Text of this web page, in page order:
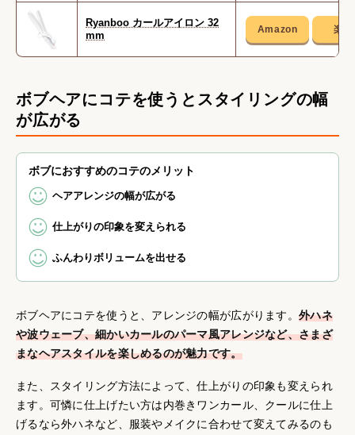
Ryanboo カールアイロン 32
mm
ボブヘアにコテを使うとスタイリングの幅
が広がる
ボブにおすすめのコテのメリット
ヘアアレンジの幅が広がる
仕上がりの印象を変えられる
ふんわりボリュームを出せる
ボブヘアにコテを使うと、アレンジの幅が広がります。 外ハネ
や波ウェーブ、細かいカールのパーマ風アレンジなど、さまざ
まなヘアスタイルを楽しめるのが魅力です。
また、スタイリング方法によって、仕上がりの印象も変えられ
ます。可憐に仕上げたい方は内巻きワンカール、クールに仕上
げるなら外ハネなど、服装やメイクに合わせて変えてみるのも